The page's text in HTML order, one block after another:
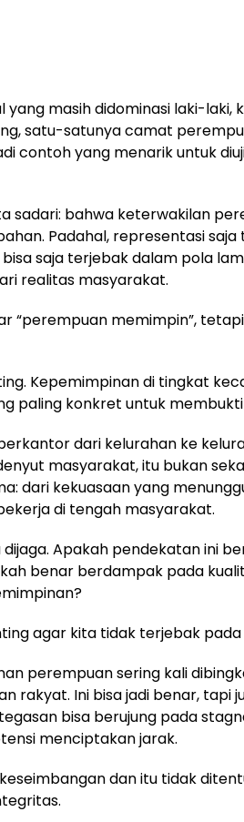
masih didominasi laki-laki,
satu-satunya camat
contoh yang menarik untuk
sadari: bahwa keterwakilan
Padahal, representasi saja
saja terjebak dalam pola
realitas masyarakat.
“perempuan memimpin”,
Kepemimpinan di tingkat
paling konkret untuk
dari kelurahan ke
masyarakat, itu bukan
dari kekuasaan yang
di tengah masyarakat.
Apakah pendekatan ini
benar berdampak pada
agar kita tidak terjebak pada
perempuan sering kali
rakyat. Ini bisa jadi benar, tapi
bisa berujung pada
menciptakan jarak.
dan itu tidak